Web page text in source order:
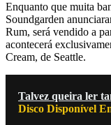
Enquanto que muita
Soundgarden
Rum, será vendido a
acontecerá
Cream, de Seattle.
Talvez queira ler
Disco Disponível